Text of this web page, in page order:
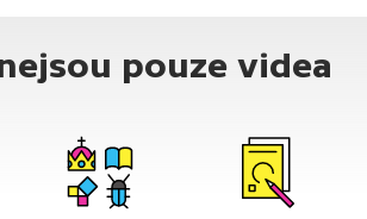
pouze videa